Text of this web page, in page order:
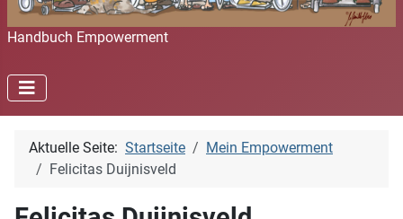
Handbuch Empowerment
Aktuelle Seite: Startseite
Mein Empowerment
Felicitas Duijnisveld